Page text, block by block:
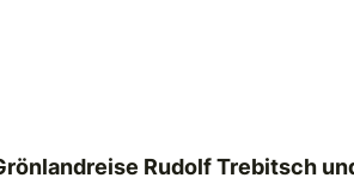
Rudolf Trebitsch